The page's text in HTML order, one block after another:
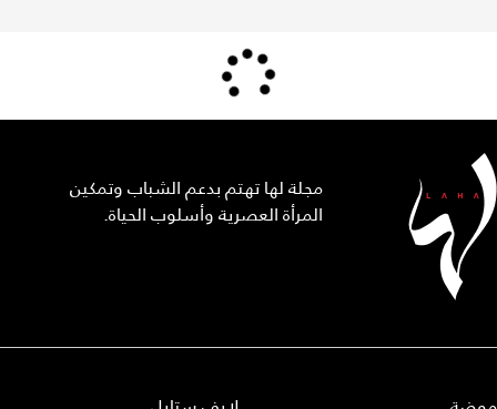
مجلة لها تهتم بدعم الشباب وتمكين
المرأة العصرية وأسلوب الحياة.